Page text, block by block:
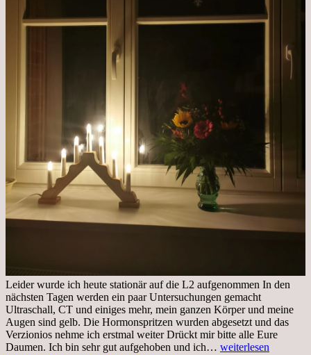
Leider wurde ich heute stationär auf die L2 aufgenommen In den
nächsten Tagen werden ein paar Untersuchungen gemacht
Ultraschall, CT und einiges mehr, mein ganzen Körper und meine
Augen sind gelb. Die Hormonspritzen wurden abgesetzt und das
Verzionios nehme ich erstmal weiter Drückt mir bitte alle Eure
Daumen. Ich bin sehr gut aufgehoben und ich… Mittwoch.
weiterlesen